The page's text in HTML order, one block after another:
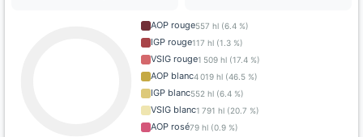
AOP rouge557 hl (6.4 %)
IGP rouge117 hl (1.3 %)
VSIG rouge1 509 hl (17.4 %)
AOP blanc4 019 hl (46.5 %)
IGP blanc552 hl (6.4 %)
VSIG blanc1 791 hl (20.7 %)
AOP rosé79 hl (0.9 %)